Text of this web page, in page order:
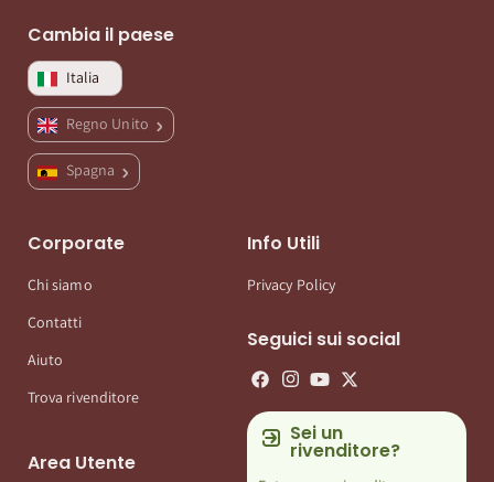
Cambia il paese
Italia
Regno Unito
Spagna
Corporate
Chi siamo
Contatti
Aiuto
Trova rivenditore
Area Utente
Info Utili
Privacy Policy
Seguici sui social
Sei un
rivenditore?